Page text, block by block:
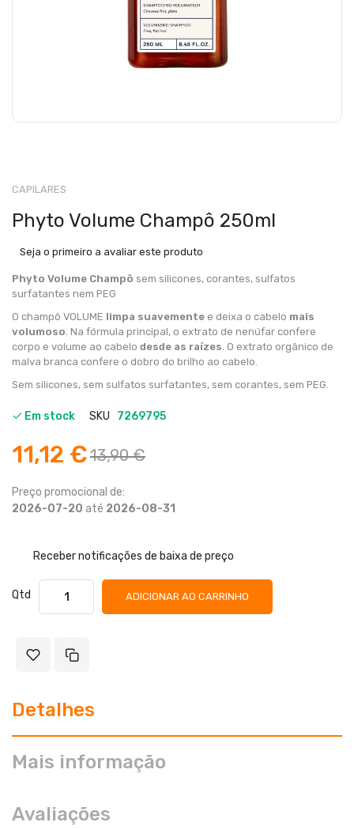
CAPILARES
Phyto Volume Champô 250ml
Seja o primeiro a avaliar este produto
Phyto Volume Champô sem silicones, corantes, sulfatos
surfatantes nem PEG
O champô VOLUME limpa suavemente e deixa o cabelo mais
volumoso. Na fórmula principal, o extrato de nenúfar confere
corpo e volume ao cabelo desde as raízes. O extrato orgânico de
malva branca confere o dobro do brilho ao cabelo.
Sem silicones, sem sulfatos surfatantes, sem corantes, sem PEG.
Em stock SKU 7269795
11,12 €13,90 €
Preço promocional de:
2026-07-20 até 2026-08-31
Receber notificações de baixa de preço
Qtd ADICIONAR AO CARRINHO
Detalhes
Mais informação
Avaliações